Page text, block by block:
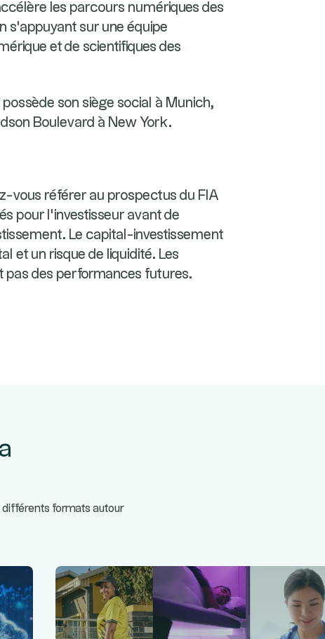
les parcours numériques des
s'appuyant sur une équipe
et de scientifiques des
son siège social à Munich,
Boulevard à New York.
vous référer au prospectus du FIA
pour l’investisseur avant de
Le capital-investissement
et un risque de liquidité. Les
pas des performances futures.
différents formats autour